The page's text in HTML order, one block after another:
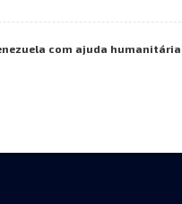
com ajuda humanitária